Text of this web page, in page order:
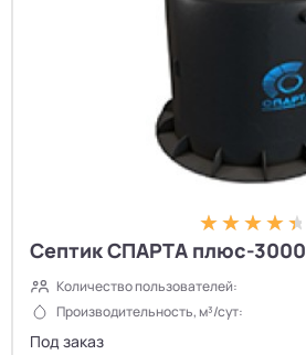
Септик СПАРТА плюс-3000
Количество пользователей:
Производительность, м³/сут:
Под заказ